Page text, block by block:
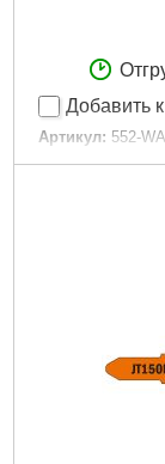
Добавить
Артикул: 552-
Код товара: